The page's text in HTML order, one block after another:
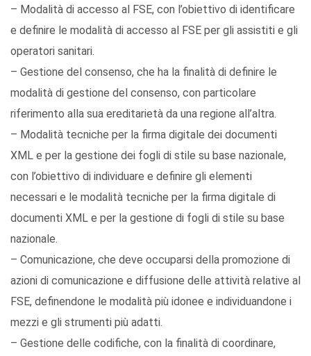
– Modalità di accesso al FSE, con l’obiettivo di identificare
e definire le modalità di accesso al FSE per gli assistiti e gli
operatori sanitari.
– Gestione del consenso, che ha la finalità di definire le
modalità di gestione del consenso, con particolare
riferimento alla sua ereditarietà da una regione all’altra.
– Modalità tecniche per la firma digitale dei documenti
XML e per la gestione dei fogli di stile su base nazionale,
con l’obiettivo di individuare e definire gli elementi
necessari e le modalità tecniche per la firma digitale di
documenti XML e per la gestione di fogli di stile su base
nazionale.
– Comunicazione, che deve occuparsi della promozione di
azioni di comunicazione e diffusione delle attività relative al
FSE, definendone le modalità più idonee e individuandone i
mezzi e gli strumenti più adatti.
– Gestione delle codifiche, con la finalità di coordinare,